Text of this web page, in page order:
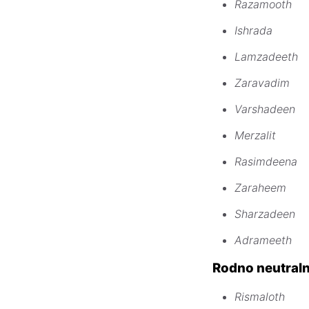
Razamooth
Ishrada
Lamzadeeth
Zaravadim
Varshadeen
Merzalit
Rasimdeena
Zaraheem
Sharzadeen
Adrameeth
Rodno
Rismaloth